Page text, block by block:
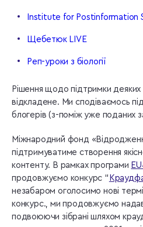
Institute for Postinformation
Щебетюк LIVE
Реп-уроки з біології
Рішення щодо підтримки деяких
відкладене. Ми сподіваємось
блогерів (з-поміж уже поданих
Міжнародний фонд
підтримуватиме створення
контенту. В рамках програми
продовжуємо конкурс “
незабаром оголосимо нові
конкурс., ми продовжуємо
подвоюючи зібрані шляхом